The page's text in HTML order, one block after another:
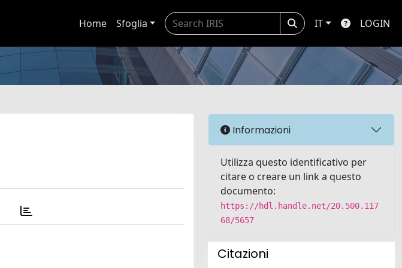
Home Sfoglia IT LOGIN
Informazioni
Utilizza questo identificativo per
citare o creare un link a questo
documento:
https://hdl.handle.net/20.500.117
68/5657
Citazioni